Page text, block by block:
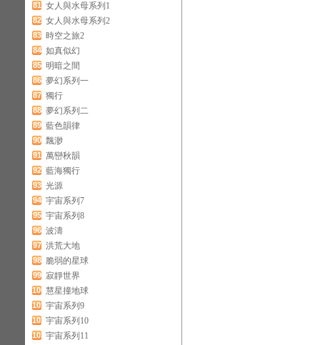
81 女人與水母系列1
82 女人與水母系列2
83 時空之旅2
84 如真似幻
85 明暗之間
86 夢幻系列一
87 獨行
88 夢幻系列二
89 藍色韻律
90 飄渺
91 萬巒秋韻
92 藍海獨行
93 光源
94 宇宙系列7
95 宇宙系列8
96 波濤
97 洪荒大地
98 脆弱的星球
99 寂靜世界
100 慧星撞地球
101 宇宙系列9
102 宇宙系列10
103 宇宙系列11